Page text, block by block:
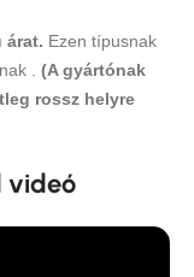
árat. Ezen típusnak
. (A gyártónak
rossz helyre
videó